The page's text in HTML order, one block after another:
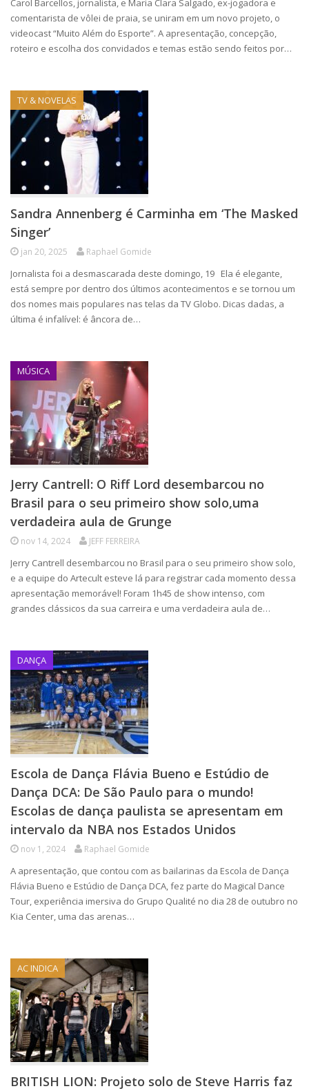
Carol Barcellos, jornalista, e Maria Clara Salgado, ex-jogadora e
comentarista de vôlei de praia, se uniram em um novo projeto, o
videocast “Muito Além do Esporte”. A apresentação, concepção,
roteiro e escolha dos convidados e temas estão sendo feitos por…
TV & NOVELAS
Sandra Annenberg é Carminha em ‘The Masked
Singer’
jan 20, 2025 Raphael Gomide
Jornalista foi a desmascarada deste domingo, 19 Ela é elegante,
está sempre por dentro dos últimos acontecimentos e se tornou um
dos nomes mais populares nas telas da TV Globo. Dicas dadas, a
última é infalível: é âncora de…
MÚSICA
Jerry Cantrell: O Riff Lord desembarcou no
Brasil para o seu primeiro show solo,uma
verdadeira aula de Grunge
nov 14, 2024 JEFF FERREIRA
Jerry Cantrell desembarcou no Brasil para o seu primeiro show solo,
e a equipe do Artecult esteve lá para registrar cada momento dessa
apresentação memorável! Foram 1h45 de show intenso, com
grandes clássicos da sua carreira e uma verdadeira aula de…
DANÇA
Escola de Dança Flávia Bueno e Estúdio de
Dança DCA: De São Paulo para o mundo!
Escolas de dança paulista se apresentam em
intervalo da NBA nos Estados Unidos
nov 1, 2024 Raphael Gomide
A apresentação, que contou com as bailarinas da Escola de Dança
Flávia Bueno e Estúdio de Dança DCA, fez parte do Magical Dance
Tour, experiência imersiva do Grupo Qualité no dia 28 de outubro no
Kia Center, uma das arenas…
AC INDICA
BRITISH LION: Projeto solo de Steve Harris faz